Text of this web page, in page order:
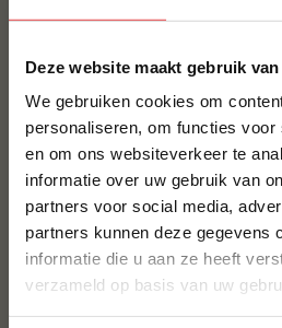
Deze website maakt gebruik
We gebruiken cookies om
personaliseren, om functies voor
en om ons websiteverkeer te
informatie over uw gebruik van
partners voor social media,
partners kunnen deze gegevens
informatie die u aan ze heeft
verzameld op basis van uw
Jalapeño cheddar worst
Home Made Texas style
)
€ 8,99
10% korting op je
eerste bestelling*
Schrijf je in voor onze
10% korting op jouw eerste
VOORNAAM